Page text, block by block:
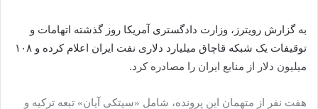
به گزارش رویترز، وزارت دادگستری آمریکا روز گذشته اتهامات و
توقیفات یک شبکه قاچاق میلیارد دلاری نفت ایران اعلام کرده و ۱۰۸
میلیون دلار از منابع ایران را مصادره کرد.
هفت نفر از متهمان این پرونده، شامل «سیتکی آیان» تبعه ترکیه و